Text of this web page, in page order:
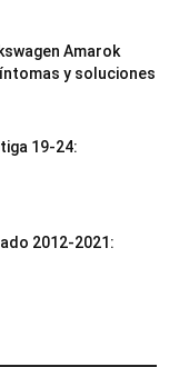
Amarok
y soluciones
19-24:
2012-2021: